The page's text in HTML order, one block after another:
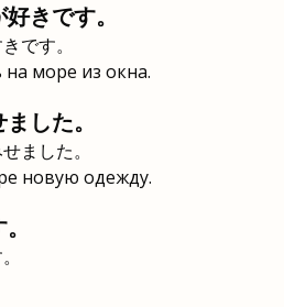
きです。
です。
море из окна.
した。
ました。
новую одежду.